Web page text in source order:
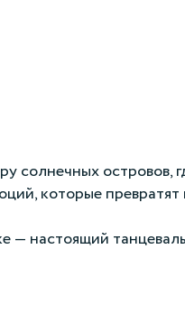
солнечных островов,
которые
настоящий